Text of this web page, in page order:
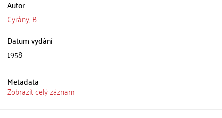
Autor
Cyrány, B.
Datum vydání
1958
Metadata
Zobrazit celý záznam